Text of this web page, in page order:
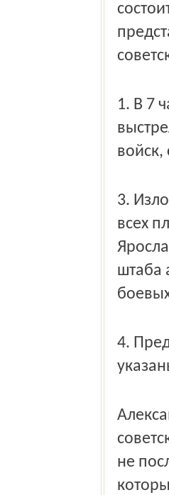
1. В 7
войск,
3.
всех
штаба
4.
не